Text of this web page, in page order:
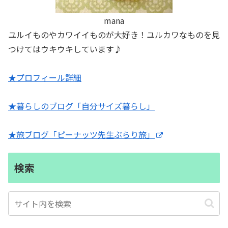
mana
ユルイものやカワイイものが大好き！ユルカワなものを見
つけてはウキウキしています♪
★プロフィール詳細
★暮らしのブログ「自分サイズ暮らし」
★旅ブログ「ピーナッツ先生ぶらり旅」
検索